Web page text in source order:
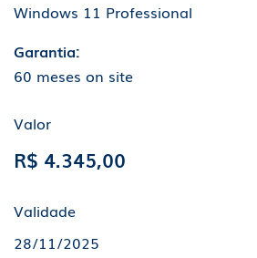
Windows 11 Professional
Garantia:
60 meses on site
Valor
R$ 4.345,00
Validade
28/11/2025